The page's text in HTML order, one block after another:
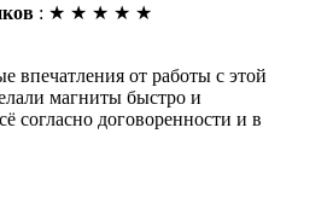
: ★ ★ ★ ★ ★
впечатления от работы с этой
магниты быстро и
согласно договоренности и в